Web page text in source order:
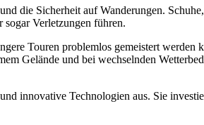
die Sicherheit auf Wanderungen.
Verletzungen führen.
Touren problemlos gemeistert werden
Gelände und bei wechselnden
innovative Technologien aus. Sie